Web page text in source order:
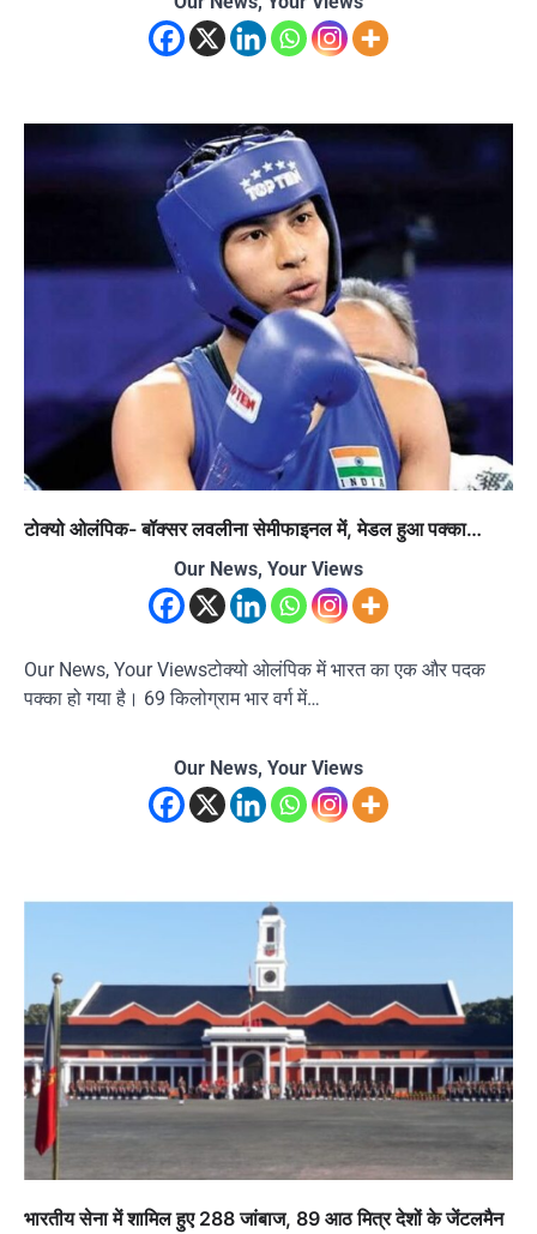
टोक्यो ओलंपिक- बॉक्सर लवलीना सेमीफाइनल में, मेडल हुआ पक्का…
Our News, Your Views
Our News, Your Viewsटोक्यो ओलंपिक में भारत का एक और पदक
पक्का हो गया है। 69 किलोग्राम भार वर्ग में…
Our News, Your Views
भारतीय सेना में शामिल हुए 288 जांबाज, 89 आठ मित्र देशों के जेंटलमैन